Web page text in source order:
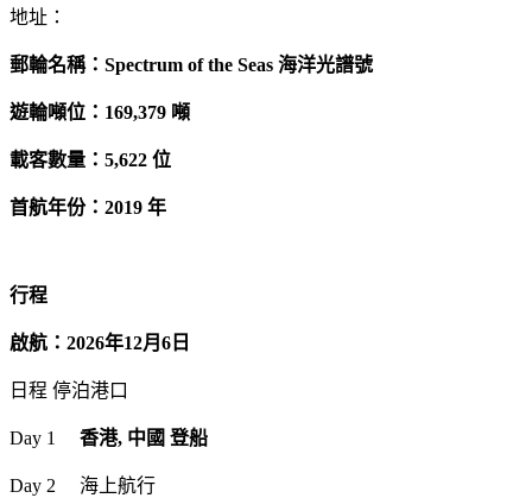
地址：
郵輪名稱：Spectrum of the Seas 海洋光譜號
遊輪噸位：169,379 噸
載客數量：5,622 位
首航年份：2019 年
行程
啟航：2026年12月6日
日程 停泊港口
Day 1 香港, 中國 登船
Day 2 海上航行